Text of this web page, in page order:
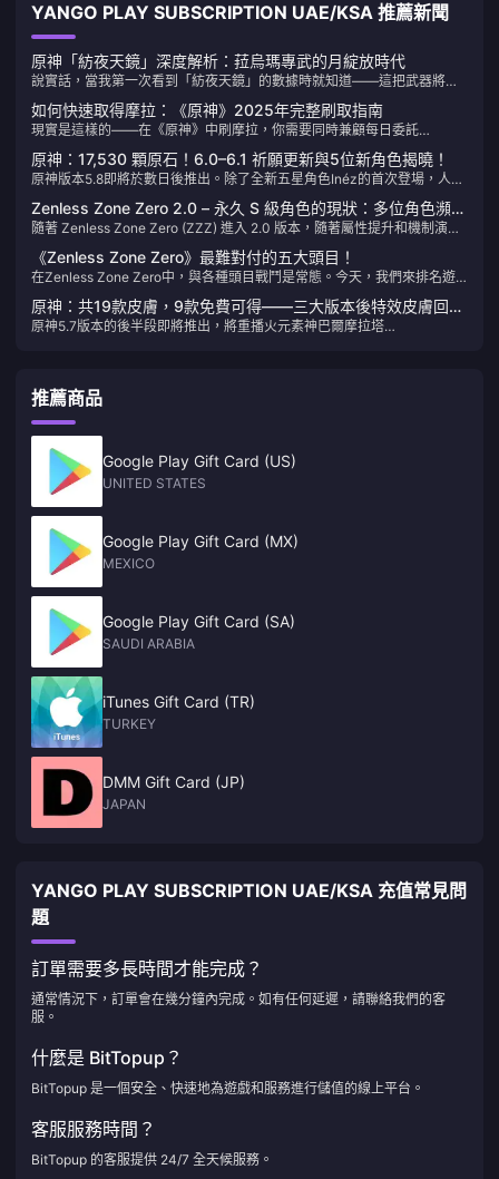
YANGO PLAY SUBSCRIPTION UAE/KSA 推薦新聞
原神「紡夜天鏡」深度解析：菈烏瑪專武的月綻放時代
說實話，當我第一次看到「紡夜天鏡」的數據時就知道——這把武器將會
改變綻放隊的遊戲規則。542基礎攻擊力搭配265元素精通，再加上那個變
態的「千年的禱詠歌」技能，120%-240%的綻放反應傷害提升？這數字
光看就讓人興奮。
如何快速取得摩拉：《原神》2025年完整刷取指南
現實是這樣的——在《原神》中刷摩拉，你需要同時兼顧每日委託
（10,000+摩拉）、掌握不耗樹脂的刷法（分解聖遺物與開寶箱），再加
上合理安排樹脂打「藏金之花」。方法對了？每週輕鬆500,000+摩拉。
原神：17,530 顆原石！6.0–6.1 祈願更新與5位新角色揭曉！
原神版本5.8即將於數日後推出。除了全新五星角色Inéz的首次登場，人氣
女性角色Setaria也將在活動首半期間回歸。想要抽取她的旅行者們，千萬
不要錯過這次機會！
Zenless Zone Zero 2.0 – 永久 S 級角色的現狀：多位角色瀕臨
淘汰邊緣！
隨著 Zenless Zone Zero (ZZZ) 進入 2.0 版本，隨著屬性提升和機制演
變，一些角色依然是熱門選擇，而另一些則逐漸失寵。今天，我們來解析
一下 2.0 版本中永久 S 級角色的現狀。
《Zenless Zone Zero》最難對付的五大頭目！
在Zenless Zone Zero中，與各種頭目戰鬥是常態。今天，我們來排名遊
戲中最難的五大頭目。
原神：共19款皮膚，9款免費可得——三大版本後特效皮膚回
歸？
原神5.7版本的後半段即將推出，將重播火元素神巴爾摩拉塔
推薦商品
Google Play Gift Card (US)
UNITED STATES
Google Play Gift Card (MX)
MEXICO
Google Play Gift Card (SA)
SAUDI ARABIA
iTunes Gift Card (TR)
TURKEY
DMM Gift Card (JP)
JAPAN
YANGO PLAY SUBSCRIPTION UAE/KSA 充值常見問
題
訂單需要多長時間才能完成？
通常情況下，訂單會在幾分鐘內完成。如有任何延遲，請聯絡我們的客
服。
什麼是 BitTopup？
BitTopup 是一個安全、快速地為遊戲和服務進行儲值的線上平台。
客服服務時間？
BitTopup 的客服提供 24/7 全天候服務。